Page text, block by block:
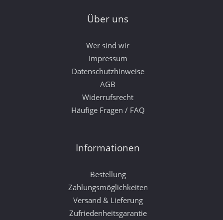
Über uns
Wer sind wir
Impressum
Datenschutzhinweise
AGB
Widerrufsrecht
Häufige Fragen / FAQ
Informationen
Bestellung
Zahlungsmöglichkeiten
Versand & Lieferung
Zufriedenheitsgarantie